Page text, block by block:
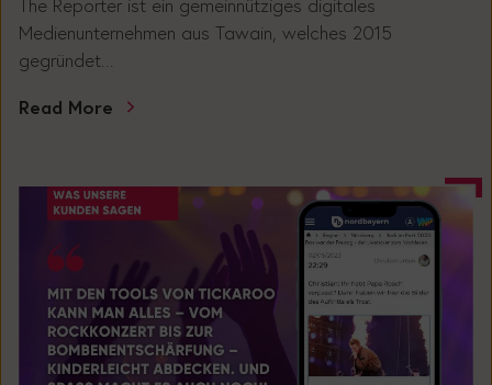
The Reporter ist ein gemeinnütziges digitales
Medienunternehmen aus Tawain, welches 2015
gegründet...
Read More